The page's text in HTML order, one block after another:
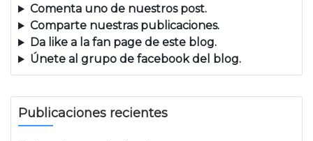
Comenta uno de nuestros post.
Comparte nuestras publicaciones.
Da like a la fan page de este blog.
Únete al grupo de facebook del blog.
Publicaciones recientes